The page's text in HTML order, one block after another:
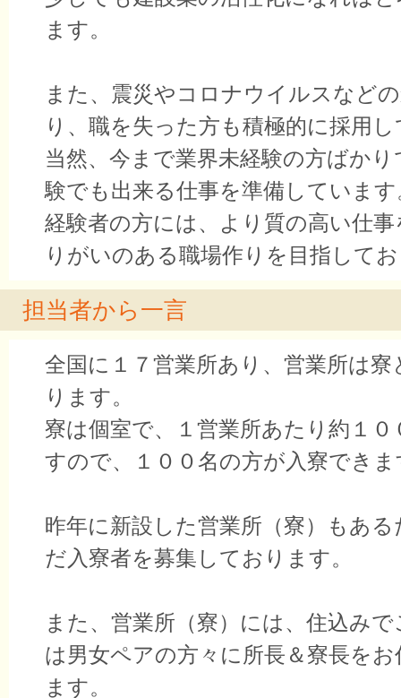
ます。
また、震災やコロナウイルスなど
り、職を失った方も積極的に採用
当然、今まで業界未経験の方ばか
験でも出来る仕事を準備しています
経験者の方には、より質の高い仕
りがいのある職場作りを目指して
担当者から一言
全国に１７営業所あり、営業所は寮
ります。
寮は個室で、１営業所あたり約１
すので、１００名の方が入寮できま
昨年に新設した営業所（寮）もあ
だ入寮者を募集しております。
また、営業所（寮）には、住込み
は男女ペアの方々に所長＆寮長を
ます。